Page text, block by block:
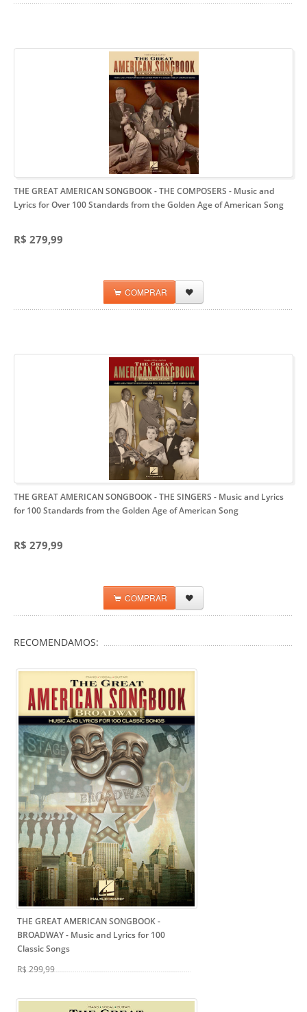
THE GREAT AMERICAN SONGBOOK - THE COMPOSERS - Music and
Lyrics for Over 100 Standards from the Golden Age of American Song
R$ 279,99
COMPRAR
THE GREAT AMERICAN SONGBOOK - THE SINGERS - Music and Lyrics
for 100 Standards from the Golden Age of American Song
R$ 279,99
COMPRAR
RECOMENDAMOS:
THE GREAT AMERICAN SONGBOOK -
BROADWAY- Music and Lyrics for 100
Classic Songs
R$ 299,99